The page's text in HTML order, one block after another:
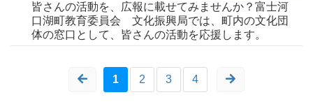
皆さんの活動を、広報に載せてみませんか？富士河
口湖町教育委員会 文化振興局では、町内の文化団
体の窓口として、皆さんの活動を応援します。
1 2 3 4